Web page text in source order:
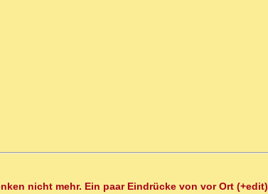
nicht mehr. Ein paar Eindrücke von vor Ort (+edit)